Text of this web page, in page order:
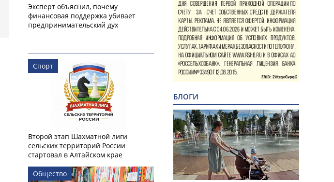
Эксперт объяснил, почему
финансовая поддержка убивает
предпринимательский дух
Спорт
Второй этап Шахматной лиги
сельских территорий России
стартовал в Алтайском крае
Общество
БЛОГИ